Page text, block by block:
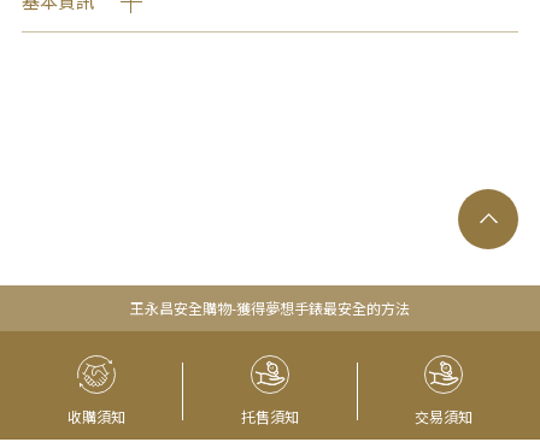
王永昌安全購物-獲得夢想手錶最安全的方法
收購須知 托售須知 交易須知